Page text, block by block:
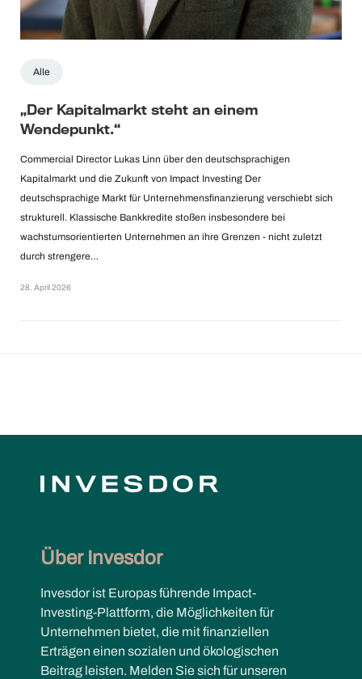
Alle
„Der Kapitalmarkt steht an einem
Wendepunkt.“
Commercial Director Lukas Linn über den deutschsprachigen
Kapitalmarkt und die Zukunft von Impact Investing Der
deutschsprachige Markt für Unternehmensfinanzierung verschiebt sich
strukturell. Klassische Bankkredite stoßen insbesondere bei
wachstumsorientierten Unternehmen an ihre Grenzen - nicht zuletzt
durch strengere…
28. April 2026
Über Invesdor
Invesdor ist Europas führende Impact-
Investing-Plattform, die Möglichkeiten für
Unternehmen bietet, die mit finanziellen
Erträgen einen sozialen und ökologischen
Beitrag leisten. Melden Sie sich für unseren